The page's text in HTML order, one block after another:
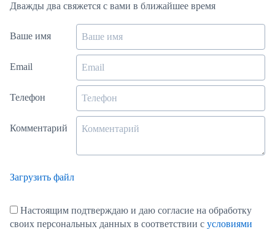
Дважды два свяжется с вами в ближайшее время
Ваше имя
Email
Телефон
Комментарий
Загрузить файл
Настоящим подтверждаю и даю согласие на обработку
своих персональных данных в соответствии с условиями